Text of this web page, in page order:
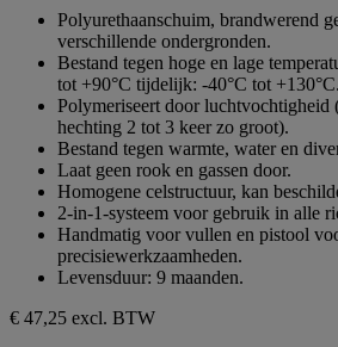
sterren.
Polyurethaanschuim, brandwerend
verschillende ondergronden.
Bestand tegen hoge en lage
tot +90°C tijdelijk: -40°C tot +130°C.
Polymeriseert door luchtvochtigheid
hechting 2 tot 3 keer zo groot).
Bestand tegen warmte, water en
Laat geen rook en gassen door.
Homogene celstructuur, kan
2-in-1-systeem voor gebruik in alle
Handmatig voor vullen en pistool
precisiewerkzaamheden.
Levensduur: 9 maanden.
€ 47,25 excl. BTW